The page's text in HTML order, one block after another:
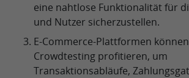
eine nahtlose Funktionalität für
und Nutzer sicherzustellen.
E-Commerce-Plattformen
Crowdtesting profitieren, um
Transaktionsabläufe,